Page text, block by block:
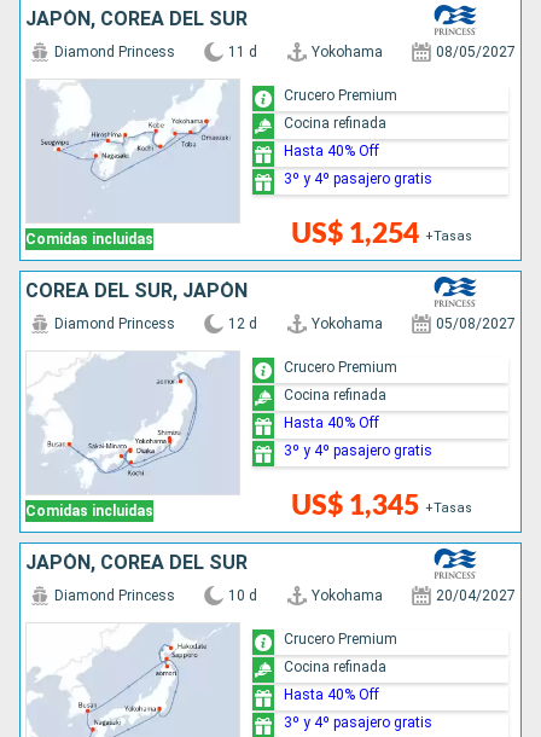
JAPÓN, COREA DEL SUR
Comidas incluidas
Diamond Princess 11 d Yokohama 08/05/2027
US$ 1,254 +Tasas
Crucero Premium
Cocina refinada
Hasta 40% Off
3º y 4º pasajero gratis
COREA DEL SUR, JAPÓN
Comidas incluidas
Diamond Princess 12 d Yokohama 05/08/2027
US$ 1,345 +Tasas
Crucero Premium
Cocina refinada
Hasta 40% Off
3º y 4º pasajero gratis
JAPÓN, COREA DEL SUR
Diamond Princess 10 d Yokohama 20/04/2027
Crucero Premium
Cocina refinada
Hasta 40% Off
3º y 4º pasajero gratis